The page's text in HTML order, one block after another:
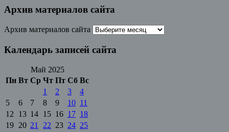
Архив материалов сайта
Архив материалов сайта
Календарь записей сайта
Май 2025
Пн Вт Ср Чт Пт Сб Вс
1 2 3
4
5
6 7 8 9 10 11
12
13 14 15 16 17 18
19 20 21 22 23 24 25